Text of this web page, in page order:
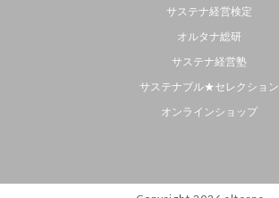
サステナ経営検定
オルタナ総研
サステナ経営塾
サステナブル★セレクション
オンラインショップ